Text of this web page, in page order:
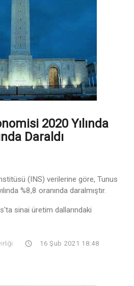
2020 Yılında
Daraldı
(INS) verilerine göre, Tunus
%8,8 oranında daralmıştır.
sinai üretim dallarındaki
16 Şub 2021 18:48